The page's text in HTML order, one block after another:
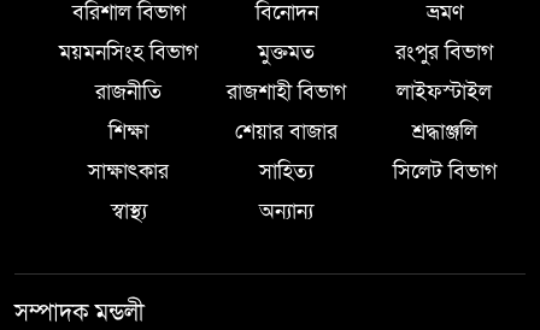
বরিশাল বিভাগ
বিনোদন
ভ্রমণ
ময়মনসিংহ বিভাগ
মুক্তমত
রংপুর বিভাগ
রাজনীতি
রাজশাহী বিভাগ
লাইফস্টাইল
শিক্ষা
শেয়ার বাজার
শ্রদ্ধাঞ্জলি
সাক্ষাৎকার
সাহিত্য
সিলেট বিভাগ
স্বাস্থ্য
অন্যান্য
সম্পাদক মন্ডলী